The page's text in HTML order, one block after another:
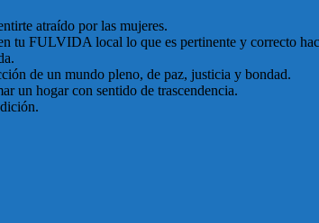
atraído por las mujeres.
tu FULVIDA local lo que es pertinente y correcto
de un mundo pleno, de paz, justicia y bondad.
un hogar con sentido de trascendencia.